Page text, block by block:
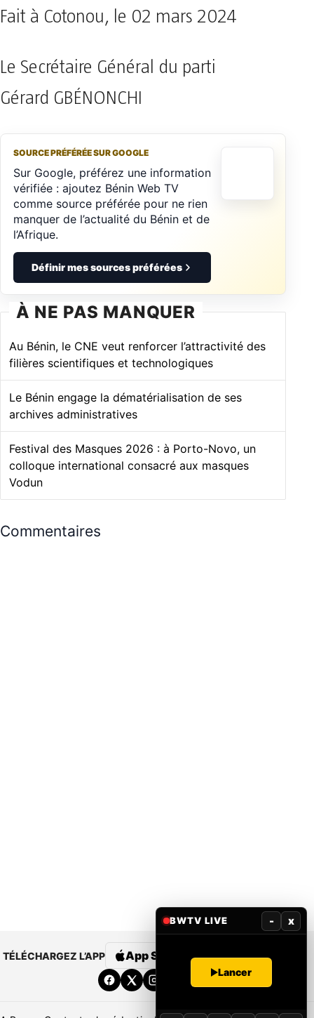
Fait à Cotonou, le 02 mars 2024
Le Secrétaire Général du parti
Gérard GBÉNONCHI
SOURCE PRÉFÉRÉE SUR GOOGLE
Sur Google, préférez une information
vérifiée : ajoutez Bénin Web TV
comme source préférée pour ne rien
manquer de l’actualité du Bénin et de
l’Afrique.
Définir mes sources préférées
À NE PAS MANQUER
Au Bénin, le CNE veut renforcer l’attractivité des
filières scientifiques et technologiques
Le Bénin engage la dématérialisation de ses
archives administratives
Festival des Masques 2026 : à Porto-Novo, un
colloque international consacré aux masques
Vodun
Commentaires
TÉLÉCHARGEZ L’APP App Store Google Play
BWTV LIVE - x
Lancer